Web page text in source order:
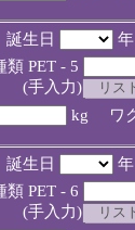
生日
PET - 5
)
kg ワ
生日
PET - 6
)